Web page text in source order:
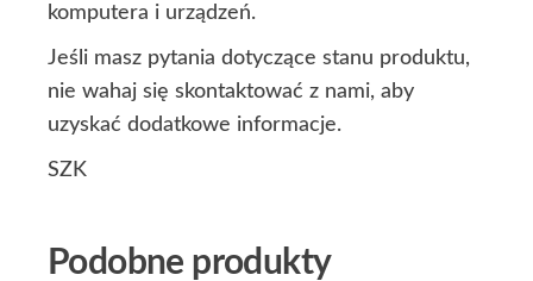
komputera i urządzeń.
Jeśli masz pytania dotyczące stanu produktu,
nie wahaj się skontaktować z nami, aby
uzyskać dodatkowe informacje.
SZK
Podobne produkty